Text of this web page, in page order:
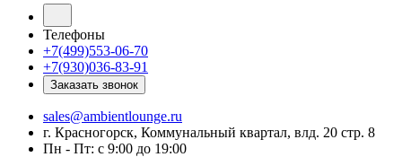
Телефоны
+7(499)553-06-70
+7(930)036-83-91
Заказать звонок
sales@ambientlounge.ru
г. Красногорск, Коммунальный квартал, влд. 20 стр. 8
Пн - Пт: с 9:00 до 19:00